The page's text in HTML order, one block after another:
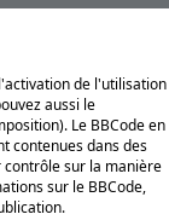
de l'utilisation
aussi le
Le BBCode en
contenues dans des
contrôle sur la manière
sur le BBCode,